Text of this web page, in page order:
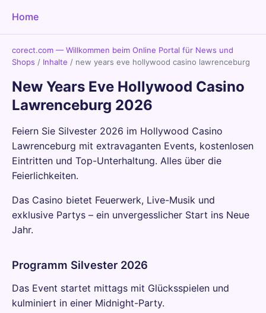
Home
corect.com — Willkommen beim Online Portal für News und
Shops / Inhalte / new years eve hollywood casino lawrenceburg
New Years Eve Hollywood Casino
Lawrenceburg 2026
Feiern Sie Silvester 2026 im Hollywood Casino
Lawrenceburg mit extravaganten Events, kostenlosen
Eintritten und Top-Unterhaltung. Alles über die
Feierlichkeiten.
Das Casino bietet Feuerwerk, Live-Musik und
exklusive Partys – ein unvergesslicher Start ins Neue
Jahr.
Programm Silvester 2026
Das Event startet mittags mit Glücksspielen und
kulminiert in einer Midnight-Party.